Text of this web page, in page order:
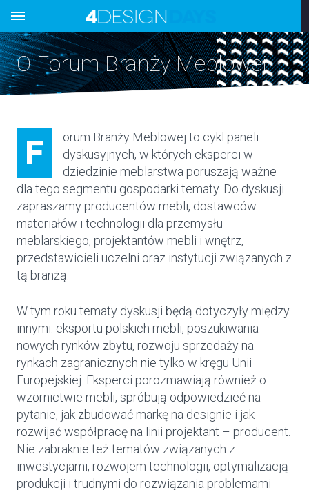
O Forum Branży Meblowej
F
orum Branży Meblowej to cykl paneli
dyskusyjnych, w których eksperci w
dziedzinie meblarstwa poruszają ważne
dla tego segmentu gospodarki tematy. Do dyskusji
zapraszamy producentów mebli, dostawców
materiałów i technologii dla przemysłu
meblarskiego, projektantów mebli i wnętrz,
przedstawicieli uczelni oraz instytucji związanych z
tą branżą.
W tym roku tematy dyskusji będą dotyczyły między
innymi: eksportu polskich mebli, poszukiwania
nowych rynków zbytu, rozwoju sprzedaży na
rynkach zagranicznych nie tylko w kręgu Unii
Europejskiej. Eksperci porozmawiają również o
wzornictwie mebli, spróbują odpowiedzieć na
pytanie, jak zbudować markę na designie i jak
rozwijać współpracę na linii projektant – producent.
Nie zabraknie też tematów związanych z
inwestycjami, rozwojem technologii, optymalizacją
produkcji i trudnymi do rozwiązania problemami